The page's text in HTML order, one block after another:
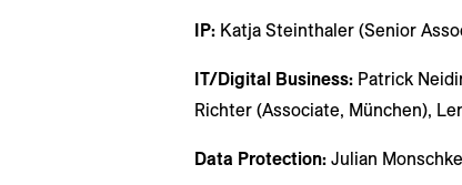
IP: Katja Steinthaler (Senior
IT/Digital Business: Patrick
Richter (Associate, München),
Data Protection: Julian